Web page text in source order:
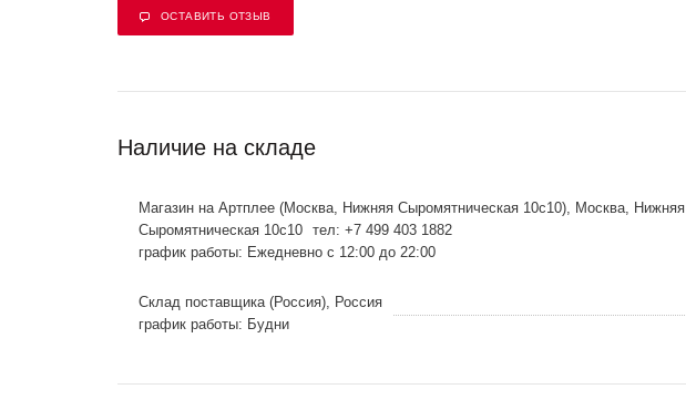
ОСТАВИТЬ ОТЗЫВ
Наличие на складе
Магазин на Артплее (Москва, Нижняя Сыромятническая 10с10), Москва, Нижняя
Сыромятническая 10с10 тел: +7 499 403 1882
график работы: Ежедневно с 12:00 до 22:00
Склад поставщика (Россия), Россия
график работы: Будни